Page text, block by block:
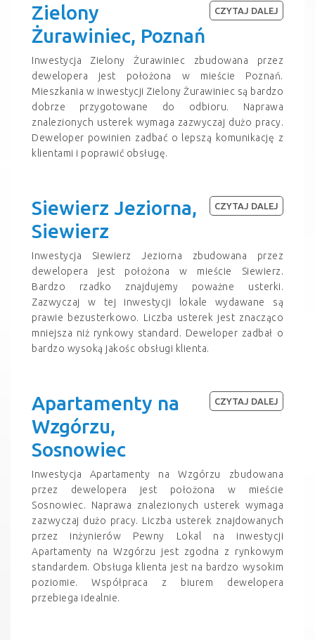
Zielony
Żurawiniec, Poznań
Inwestycja Zielony Żurawiniec zbudowana przez
dewelopera jest położona w mieście Poznań.
Mieszkania w inwestycji Zielony Żurawiniec są bardzo
dobrze przygotowane do odbioru. Naprawa
znalezionych usterek wymaga zazwyczaj dużo pracy.
Deweloper powinien zadbać o lepszą komunikację z
klientami i poprawić obsługę.
CZYTAJ DALEJ
Siewierz Jeziorna,
Siewierz
Inwestycja Siewierz Jeziorna zbudowana przez
dewelopera jest położona w mieście Siewierz.
Bardzo rzadko znajdujemy poważne usterki.
Zazwyczaj w tej inwestycji lokale wydawane są
prawie bezusterkowo. Liczba usterek jest znacząco
mniejsza niż rynkowy standard. Deweloper zadbał o
bardzo wysoką jakośc obsługi klienta.
CZYTAJ DALEJ
Apartamenty na
Wzgórzu,
Sosnowiec
Inwestycja Apartamenty na Wzgórzu zbudowana
przez dewelopera jest położona w mieście
Sosnowiec. Naprawa znalezionych usterek wymaga
zazwyczaj dużo pracy. Liczba usterek znajdowanych
przez inżynierów Pewny Lokal na inwestycji
Apartamenty na Wzgórzu jest zgodna z rynkowym
standardem. Obsługa klienta jest na bardzo wysokim
poziomie. Współpraca z biurem dewelopera
przebiega idealnie.
CZYTAJ DALEJ